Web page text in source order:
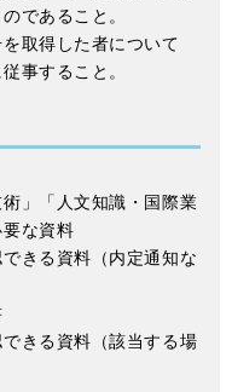
であること。
取得した者について
事すること。
」「人文知識・国際業
な資料
きる資料（内定通知な
きる資料（該当する場